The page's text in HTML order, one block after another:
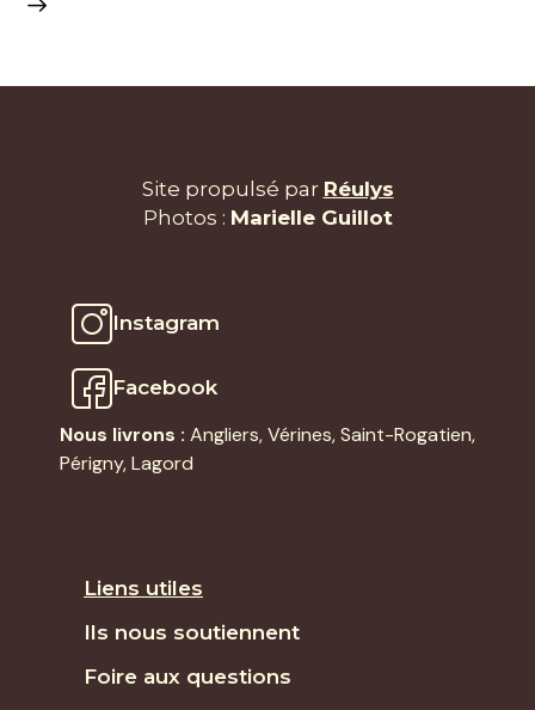
Site propulsé par Réulys
Photos : Marielle Guillot
Instagram
Facebook
Nous livrons : Angliers,Vérines,Saint-Rogatien,
Périgny,Lagord
Liens utiles
Ils nous soutiennent
Foire aux questions